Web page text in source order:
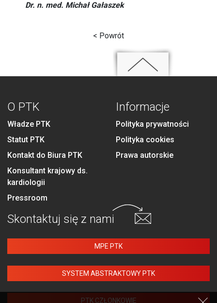
Dr. n. med. Michał Gałaszek
< Powrót
O PTK
Władze PTK
Statut PTK
Kontakt do Biura PTK
Konsultant krajowy ds.
kardiologii
Pressroom
Informacje
Polityka prywatności
Polityka cookies
Prawa autorskie
Skontaktuj się z nami
MPE PTK
SYSTEM ABSTRAKTOWY PTK
PTK CZŁONKOWIE